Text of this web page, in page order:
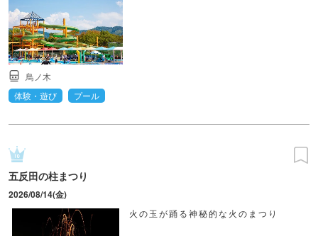
鳥ノ木
体験・遊び
プール
五反田の柱まつり
2026/08/14(金)
火の玉が踊る神秘的な火のまつり